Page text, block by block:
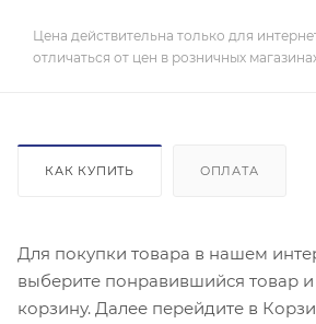
Цена действительна только для
отличаться от цен в розничных
КАК КУПИТЬ ОПЛАТА
Для покупки товара в нашем
выберите понравившийся товар и
корзину. Далее перейдите в